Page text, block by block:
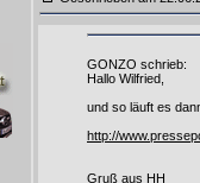
GONZO schrieb:
Hallo Wilfried,
und so läuft es
http://
Gruß aus HH